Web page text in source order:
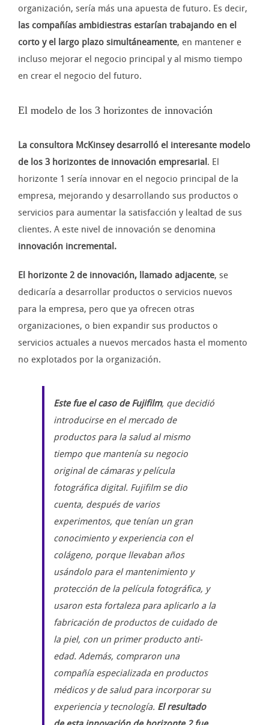
organización, sería más una apuesta de futuro. Es decir,
las compañías ambidiestras estarían trabajando en el
corto y el largo plazo simultáneamente, en mantener e
incluso mejorar el negocio principal y al mismo tiempo
en crear el negocio del futuro.
El modelo de los 3 horizontes de innovación
La consultora McKinsey desarrolló el interesante modelo
de los 3 horizontes de innovación empresarial . El
horizonte 1 sería innovar en el negocio principal de la
empresa, mejorando y desarrollando sus productos o
servicios para aumentar la satisfacción y lealtad de sus
clientes. A este nivel de innovación se denomina
innovación incremental.
El horizonte 2 de innovación, llamado adjacente, se
dedicaría a desarrollar productos o servicios nuevos
para la empresa, pero que ya ofrecen otras
organizaciones, o bien expandir sus productos o
servicios actuales a nuevos mercados hasta el momento
no explotados por la organización.
Este fue el caso de Fujifilm, que decidió
introducirse en el mercado de
productos para la salud al mismo
tiempo que mantenía su negocio
original de cámaras y película
fotográfica digital. Fujifilm se dio
cuenta, después de varios
experimentos, que tenían un gran
conocimiento y experiencia con el
colágeno, porque llevaban años
usándolo para el mantenimiento y
protección de la película fotográfica, y
usaron esta fortaleza para aplicarlo a la
fabricación de productos de cuidado de
la piel, con un primer producto anti-
edad. Además, compraron una
compañía especializada en productos
médicos y de salud para incorporar su
experiencia y tecnología. El resultado